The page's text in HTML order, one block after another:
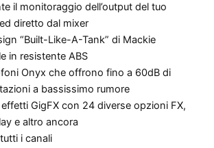
il monitoraggio dell’output del tuo
diretto dal mixer
“Built-Like-A-Tank” di Mackie
in resistente ABS
Onyx che offrono fino a 60dB di
a bassissimo rumore
GigFX con 24 diverse opzioni FX,
e altro ancora
i canali